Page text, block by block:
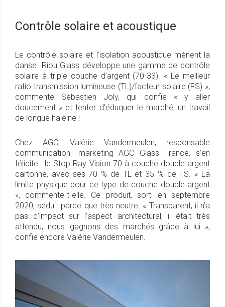
Contrôle solaire et acoustique
Le contrôle solaire et l’isolation acoustique mènent la
danse. Riou Glass développe une gamme de contrôle
solaire à triple couche d’argent (70-33). « Le meilleur
ratio transmission lumineuse (TL)/facteur solaire (FS) »,
commente Sébastien Joly, qui confie « y aller
doucement » et tenter d’éduquer le marché, un travail
de longue haleine !
Chez AGC, Valérie Vandermeulen, responsable
communication- marketing AGC Glass France, s’en
félicite : le Stop Ray Vision 70 à couche double argent
cartonne, avec ses 70 % de TL et 35 % de FS. « La
limite physique pour ce type de couche double argent
», commente-t-elle. Ce produit, sorti en septembre
2020, séduit parce que très neutre. « Transparent, il n’a
pas d’impact sur l’aspect architectural, il était très
attendu, nous gagnons des marchés grâce à lui »,
confie encore Valérie Vandermeulen.